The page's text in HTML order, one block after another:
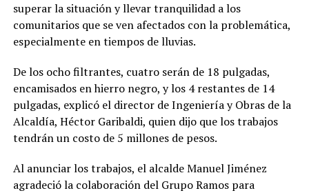
superar la situación y llevar tranquilidad a los
comunitarios que se ven afectados con la problemática,
especialmente en tiempos de lluvias.
De los ocho filtrantes, cuatro serán de 18 pulgadas,
encamisados en hierro negro, y los 4 restantes de 14
pulgadas, explicó el director de Ingeniería y Obras de la
Alcaldía, Héctor Garibaldi, quien dijo que los trabajos
tendrán un costo de 5 millones de pesos.
Al anunciar los trabajos, el alcalde Manuel Jiménez
agradeció la colaboración del Grupo Ramos para